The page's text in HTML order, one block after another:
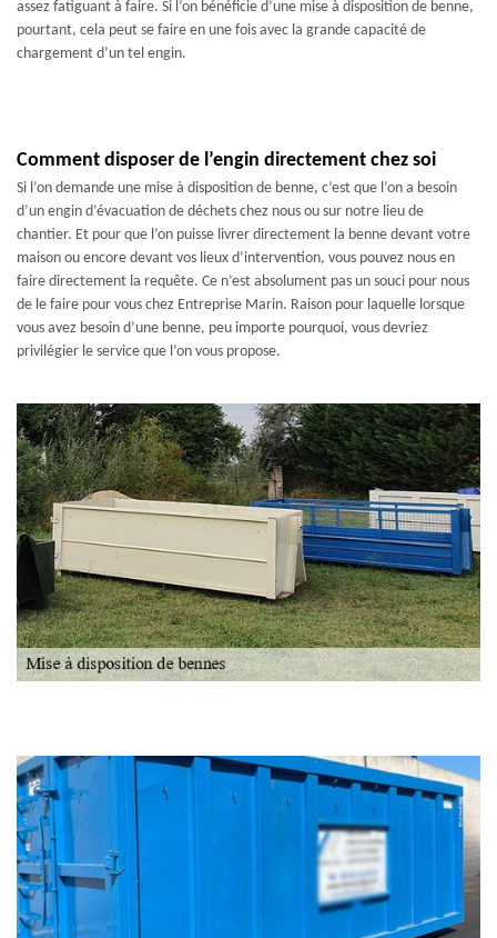
assez fatiguant à faire. Si l’on bénéficie d’une mise à disposition de benne,
pourtant, cela peut se faire en une fois avec la grande capacité de
chargement d’un tel engin.
Comment disposer de l’engin directement chez soi
Si l’on demande une mise à disposition de benne, c’est que l’on a besoin
d’un engin d’évacuation de déchets chez nous ou sur notre lieu de
chantier. Et pour que l’on puisse livrer directement la benne devant votre
maison ou encore devant vos lieux d’intervention, vous pouvez nous en
faire directement la requête. Ce n’est absolument pas un souci pour nous
de le faire pour vous chez Entreprise Marin. Raison pour laquelle lorsque
vous avez besoin d’une benne, peu importe pourquoi, vous devriez
privilégier le service que l’on vous propose.